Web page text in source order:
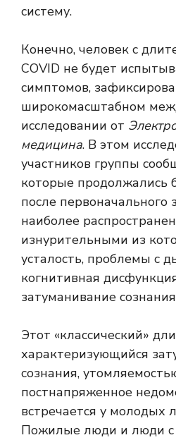
систему.
Конечно, человек с
COVID не будет
симптомов,
широкомасштабном
исследовании от
медицина. В этом
участников группы
которые продолжались
после первоначального
наиболее
изнурительными из
усталость, проблемы с
когнитивная
затуманивание
Этот «классический»
характеризующийся
сознания,
постнапряженное
встречается у
Пожилые люди и люди с